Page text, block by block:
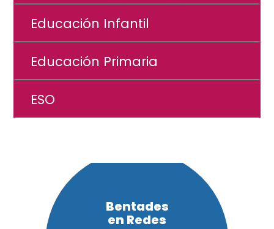
Educación Infantil
Educación Primaria
ESO
Bentades
en Redes